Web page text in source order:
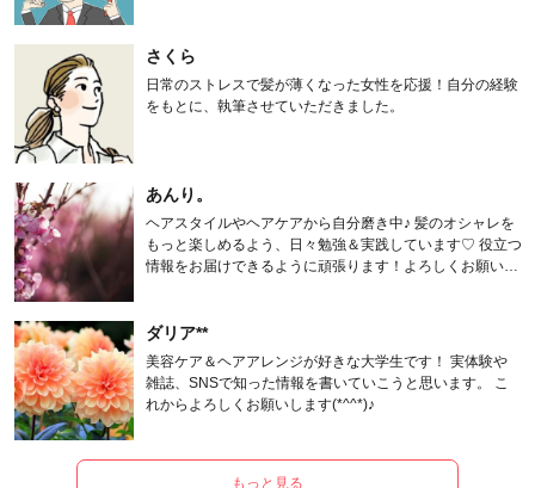
さくら
日常のストレスで髪が薄くなった女性を応援！自分の経験
をもとに、執筆させていただきました。
あんり。
ヘアスタイルやヘアケアから自分磨き中♪ 髪のオシャレを
もっと楽しめるよう、日々勉強＆実践しています♡ 役立つ
情報をお届けできるように頑張ります！よろしくお願いし
ダリア**
美容ケア＆ヘアアレンジが好きな大学生です！ 実体験や
雑誌、SNSで知った情報を書いていこうと思います。 こ
れからよろしくお願いします(*^^*)♪
もっと見る